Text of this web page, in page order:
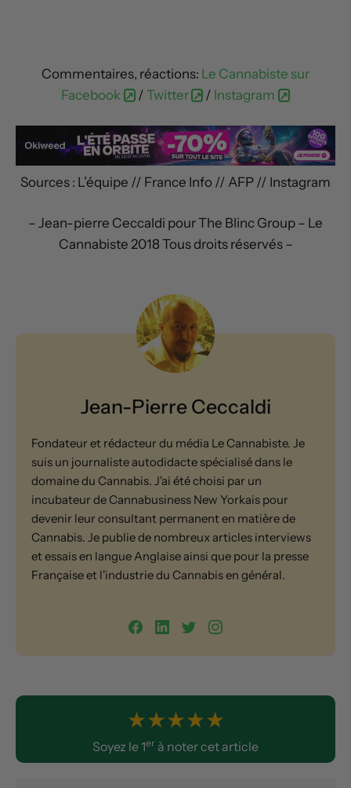
Commentaires, réactions: Le Cannabiste sur
Facebook
/ Twitter / Instagram
Sources : L’équipe // France Info // AFP // Instagram
– Jean-pierre Ceccaldi pour The Blinc Group – Le
Cannabiste 2018 Tous droits réservés –
Jean-Pierre Ceccaldi
Fondateur et rédacteur du média Le Cannabiste. Je
suis un journaliste autodidacte spécialisé dans le
domaine du Cannabis. J'ai été choisi par un
incubateur de Cannabusiness New Yorkais pour
devenir leur consultant permanent en matière de
Cannabis. Je publie de nombreux articles interviews
et essais en langue Anglaise ainsi que pour la presse
Française et l'industrie du Cannabis en général.
★★★★★
Soyez le 1er à noter cet article